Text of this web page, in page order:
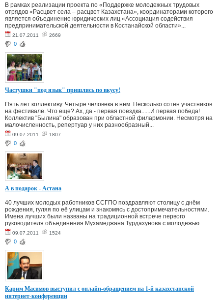
В рамках реализации проекта по «Поддержке молодежных трудовых
отрядов «Расцвет села – расцвет Казахстана», координаторами которого
является объединение юридических лиц «Ассоциация содействия
предпринимательской деятельности в Костанайской области»...
21.07.2011 2669
0
Частушки "под язык" пришлись по вкусу!
Пять лет коллективу. Четыре человека в нем. Несколько сотен участников
на фестивале. Что еще? Ах, да - первая поездка......И первая победа!
Коллектив "Былина" образован при областной филармонии. Несмотря на
малочисленность, репертуар у них разнообразный...
09.07.2011 1807
0
А в подарок - Астана
40 лучших молодых работников ССГПО поздравляют столицу с днём
рождения, гуляя по её улицам и знакомясь с достопримечательностями.
Имена лучших были названы на традиционной встрече первого
руководителя объединения Мухамеджана Турдахунова с молодежью...
09.07.2011 1524
0
Карим Масимов выступил с онлайн-обращением на 1-й казахстанской
интернет-конференции